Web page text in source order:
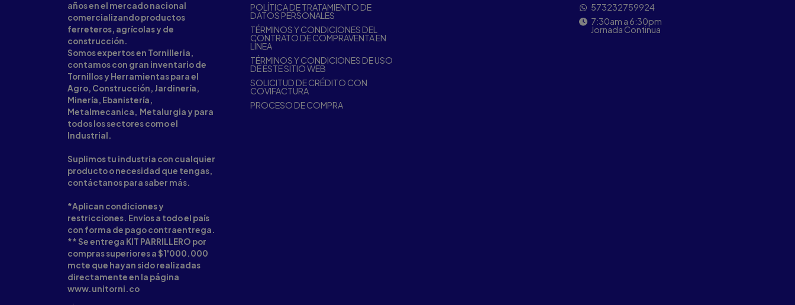
años en el mercado nacional
comercializando productos
ferreteros, agrícolas y de
construcción.
Somos expertos en Tornilleria,
contamos con gran inventario de
Tornillos y Herramientas para el
Agro, Construcción, Jardinería,
Minería, Ebanistería,
Metalmecanica, Metalurgia y para
todos los sectores como el
Industrial.
Suplimos tu industria con cualquier
producto o necesidad que tengas,
contáctanos para saber más.
*Aplican condiciones y
restricciones. Envíos a todo el país
con forma de pago contraentrega.
** Se entrega KIT PARRILLERO por
compras superiores a $1'000.000
mcte que hayan sido realizadas
directamente en la página
www.unitorni.co
POLÍTICA DE TRATAMIENTO DE
DATOS PERSONALES
TÉRMINOS Y CONDICIONES DEL
CONTRATO DE COMPRAVENTA EN
LÍNEA
TÉRMINOS Y CONDICIONES DE USO
DE ESTE SITIO WEB
SOLICITUD DE CRÉDITO CON
COVIFACTURA
PROCESO DE COMPRA
573232759924
7:30am a 6:30pm
Jornada Continua